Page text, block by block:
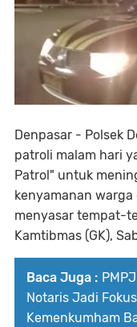
Denpasar - Polsek
patroli malam hari
Patrol" untuk
kenyamanan
menyasar tempat-
Kamtibmas (GK),
Baca Juga :
Notaris Jadi
Kemenkumham